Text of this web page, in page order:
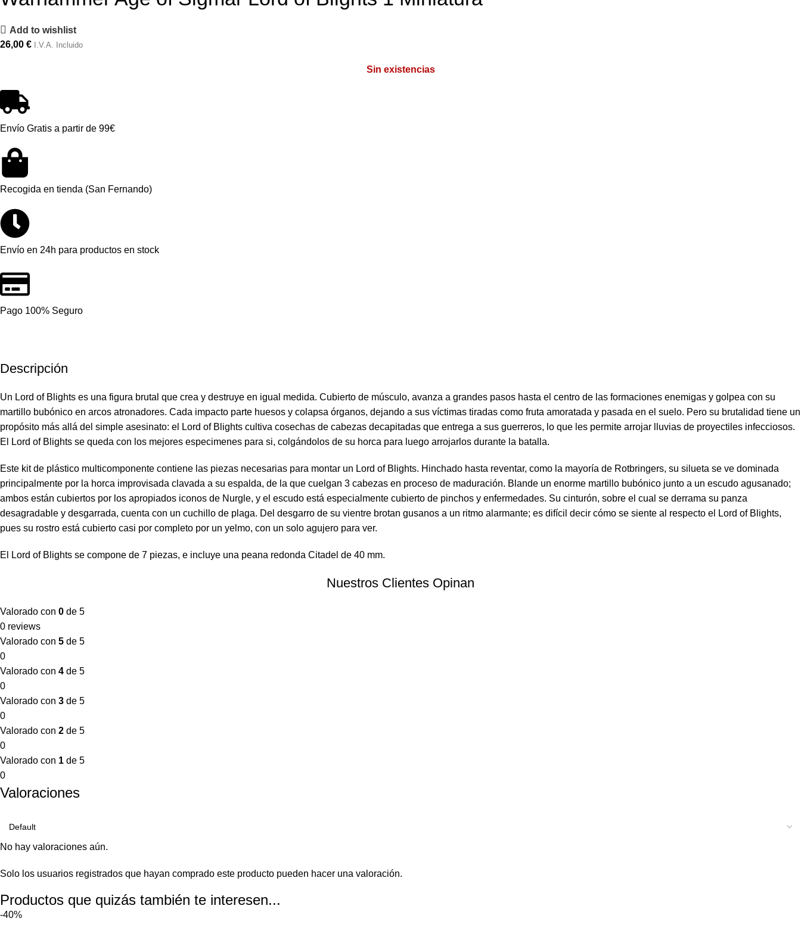
Add to wishlist
26,00 € I.V.A. Incluido
Sin existencias
Envío Gratis a partir de 99€
Recogida en tienda (San Fernando)
Envío en 24h para productos en stock
Pago 100% Seguro
Descripción
Un Lord of Blights es una figura brutal que crea y destruye en igual medida. Cubierto de músculo, avanza a grandes pasos hasta el centro de las formaciones enemigas y golpea con su
martillo bubónico en arcos atronadores. Cada impacto parte huesos y colapsa órganos, dejando a sus víctimas tiradas como fruta amoratada y pasada en el suelo. Pero su brutalidad tiene un
propósito más allá del simple asesinato: el Lord of Blights cultiva cosechas de cabezas decapitadas que entrega a sus guerreros, lo que les permite arrojar lluvias de proyectiles infecciosos.
El Lord of Blights se queda con los mejores especimenes para si, colgándolos de su horca para luego arrojarlos durante la batalla.
Este kit de plástico multicomponente contiene las piezas necesarias para montar un Lord of Blights. Hinchado hasta reventar, como la mayoría de Rotbringers, su silueta se ve dominada
principalmente por la horca improvisada clavada a su espalda, de la que cuelgan 3 cabezas en proceso de maduración. Blande un enorme martillo bubónico junto a un escudo agusanado;
ambos están cubiertos por los apropiados iconos de Nurgle, y el escudo está especialmente cubierto de pinchos y enfermedades. Su cinturón, sobre el cual se derrama su panza
desagradable y desgarrada, cuenta con un cuchillo de plaga. Del desgarro de su vientre brotan gusanos a un ritmo alarmante; es difícil decir cómo se siente al respecto el Lord of Blights,
pues su rostro está cubierto casi por completo por un yelmo, con un solo agujero para ver.
El Lord of Blights se compone de 7 piezas, e incluye una peana redonda Citadel de 40 mm.
Nuestros Clientes Opinan
Valorado con 0 de 5
0 reviews
Valorado con 5 de 5
0
Valorado con 4 de 5
0
Valorado con 3 de 5
0
Valorado con 2 de 5
0
Valorado con 1 de 5
0
Valoraciones
No hay valoraciones aún.
Solo los usuarios registrados que hayan comprado este producto pueden hacer una valoración.
Productos que quizás también te interesen...
-40%